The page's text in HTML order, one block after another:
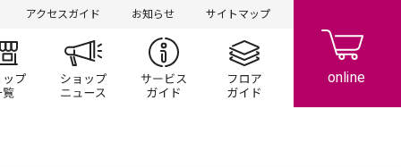
アクセスガイド お知らせ サイトマップ
ト/キャンペーン
ショップ一覧 ショップニュースサービスガイドフロアガイド